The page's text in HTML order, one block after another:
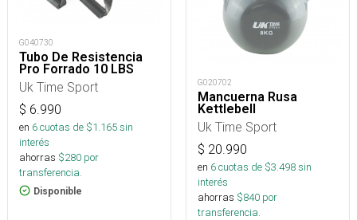
G040730
Tubo De Resistencia
Pro Forrado 10 LBS
Uk Time Sport
$ 6.990
en 6cuotas de $1.165sin
interés
ahorras $280 por
transferencia.
Disponible
G020702
Mancuerna Rusa
Kettlebell
Uk Time Sport
$ 20.990
en 6cuotas de $3.498sin
interés
ahorras $840 por
transferencia.